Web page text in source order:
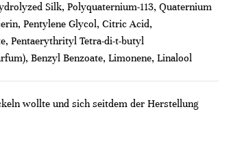
Silk, Polyquaternium-113, Quaternium
Pentylene Glycol, Citric Acid,
Pentaerythrityl Tetra-di-t-butyl
Benzyl Benzoate, Limonene, Linalool
wollte und sich seitdem der Herstellung